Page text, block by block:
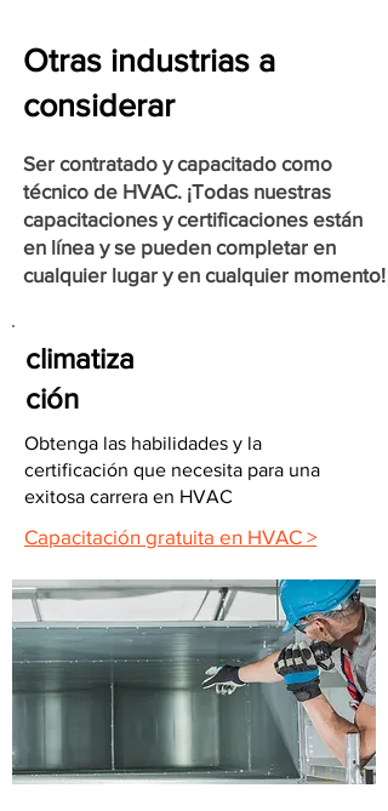
Otras industrias a
considerar
Ser contratado y capacitado como
técnico de HVAC. ¡Todas nuestras
capacitaciones y certificaciones están
en línea y se pueden completar en
cualquier lugar y en cualquier momento!
climatiza
ción
Obtenga las habilidades y la
certificación que necesita para una
exitosa carrera en HVAC
Capacitación gratuita en HVAC >